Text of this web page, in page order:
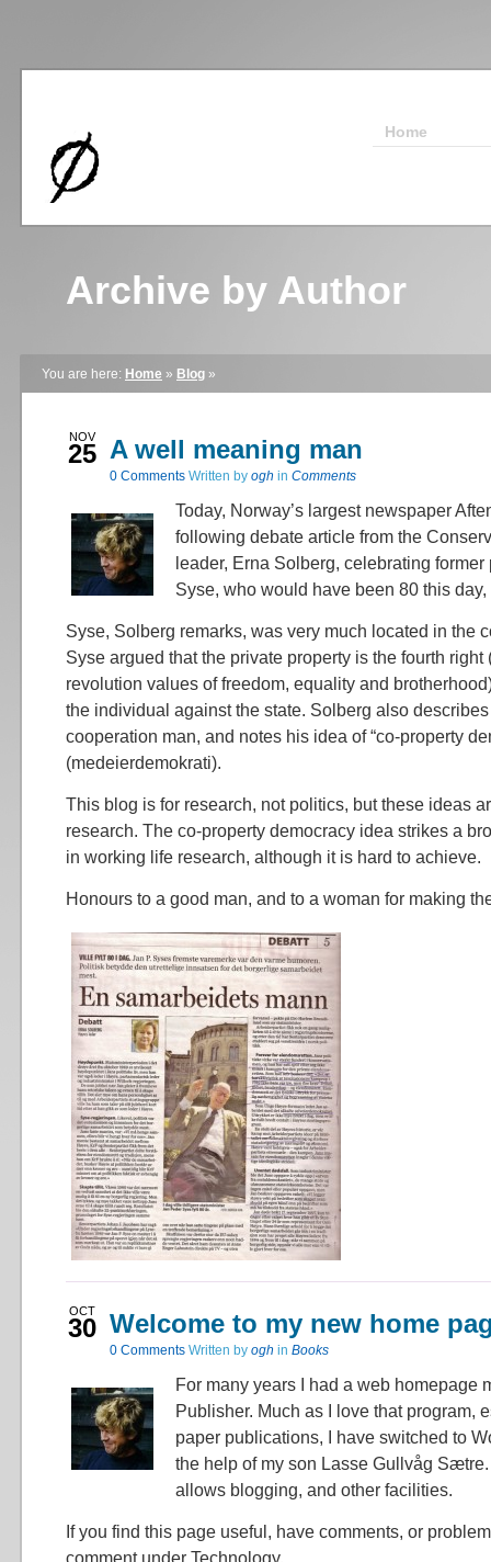
Home
Archive by Author
You are here: Home » Blog »
NOV
25 A well meaning man
0 Comments Written by ogh in Comments
Today, Norway’s largest newspaper
following debate article from the
leader, Erna Solberg, celebrating former
Syse, who would have been 80 this
Syse, Solberg remarks, was very much located in the
Syse argued that the private property is the fourth
revolution values of freedom, equality and
the individual against the state. Solberg also
cooperation man, and notes his idea of “co-property
(medeierdemokrati).
This blog is for research, not politics, but these ideas
research. The co-property democracy idea strikes a
in working life research, although it is hard to achieve.
Honours to a good man, and to a woman for making
OCT
30 Welcome to my new home
0 Comments Written by ogh in Books
For many years I had a web homepage
Publisher. Much as I love that program,
paper publications, I have switched to
the help of my son Lasse Gullvåg
allows blogging, and other facilities.
If you find this page useful, have comments, or
comment under Technology.